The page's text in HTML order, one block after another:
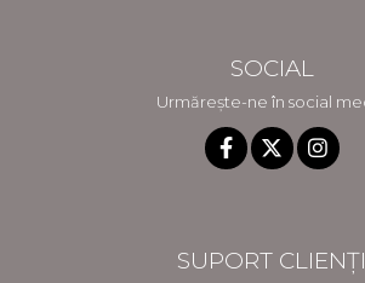
SOCIAL
Urmărește-ne în social
SUPORT CLIENȚI